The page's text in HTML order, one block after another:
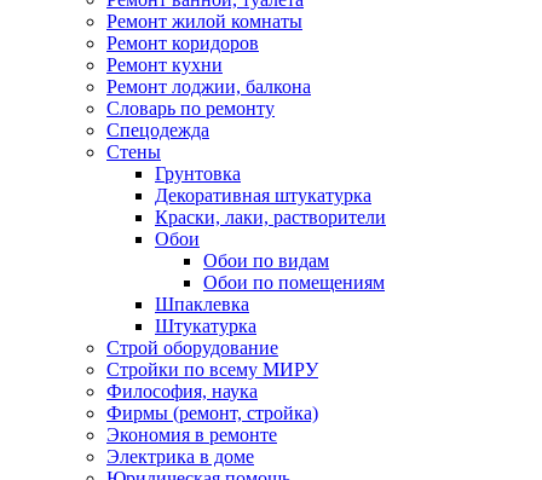
Ремонт жилой комнаты
Ремонт коридоров
Ремонт кухни
Ремонт лоджии, балкона
Словарь по ремонту
Спецодежда
Стены
Грунтовка
Декоративная штукатурка
Краски, лаки, растворители
Обои
Обои по видам
Обои по помещениям
Шпаклевка
Штукатурка
Строй оборудование
Стройки по всему МИРУ
Философия, наука
Фирмы (ремонт, стройка)
Экономия в ремонте
Электрика в доме